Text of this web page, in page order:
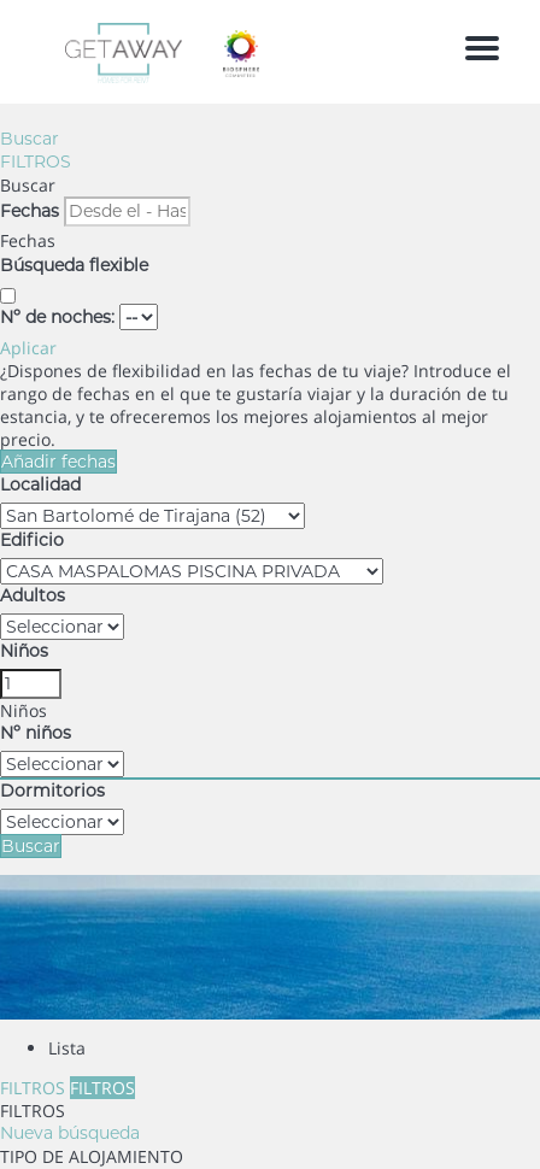
Menu
Buscar
FILTROS
Buscar
Fechas
Fechas
Búsqueda flexible
Nº de noches:
Aplicar
¿Dispones de flexibilidad en las fechas de tu viaje? Introduce el
rango de fechas en el que te gustaría viajar y la duración de tu
estancia, y te ofreceremos los mejores alojamientos al mejor
precio.
Añadir fechas
Localidad
Edificio
Adultos
Niños
Niños
Nº niños
Dormitorios
Buscar
Lista
FILTROS FILTROS
FILTROS
Nueva búsqueda
TIPO DE ALOJAMIENTO